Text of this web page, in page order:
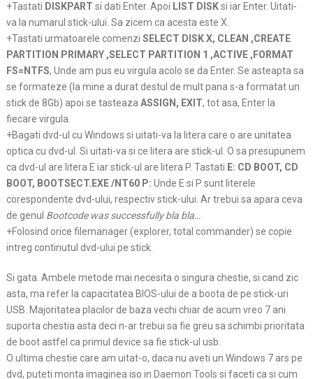
+Tastati DISKPART si dati Enter. Apoi LIST DISKsi iar Enter. Uitati-
va la numarul stick-ului. Sa zicem ca acesta este X.
+Tastati urmatoarele comenzi SELECT DISK X, CLEAN ,CREATE
PARTITION PRIMARY ,SELECT PARTITION 1 ,ACTIVE ,FORMAT
FS=NTFS, Unde am pus eu virgula acolo se da Enter. Se asteapta sa
se formateze (la mine a durat destul de mult pana s-a formatat un
stick de 8Gb) apoi se tasteaza ASSIGN, EXIT, tot asa, Enter la
fiecare virgula.
+Bagati dvd-ul cu Windows si uitati-va la litera care o are unitatea
optica cu dvd-ul. Si uitati-va si ce litera are stick-ul. O sa presupunem
ca dvd-ul are litera E iar stick-ul are litera P. Tastati E: CD BOOT, CD
BOOT, BOOTSECT.EXE /NT60 P: Unde E si P sunt literele
corespondente dvd-ului, respectiv stick-ului. Ar trebui sa apara ceva
de genul Bootcode was successfully bla bla…
+Folosind orice filemanager (explorer, total commander) se copie
intreg continutul dvd-ului pe stick.
Si gata. Ambele metode mai necesita o singura chestie, si cand zic
asta, ma refer la capacitatea BIOS-ului de a boota de pe stick-uri
USB. Majoritatea placilor de baza vechi chiar de acum vreo 7 ani
suporta chestia asta deci n-ar trebui sa fie greu sa schimbi prioritata
de boot astfel ca primul device sa fie stick-ul usb.
O ultima chestie care am uitat-o, daca nu aveti un Windows 7 ars pe
dvd, puteti monta imaginea iso in Daemon Tools si faceti ca si cum